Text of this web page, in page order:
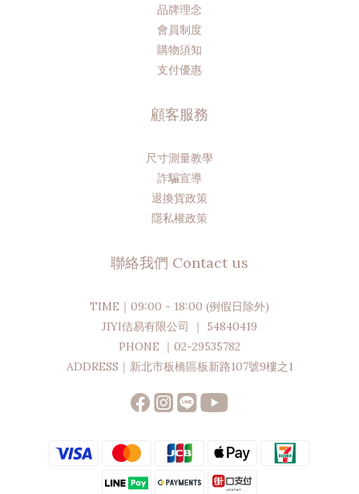
品牌理念
會員制度
購物須知
支付優惠
顧客服務
尺寸測量教學
詐騙宣導
退換貨政策
隱私權政策
聯絡我們 Contact us
TIME｜09:00 - 18:00 (例假日除外)
JIYI佶易有限公司 ｜ 54840419
PHONE ｜02-29535782
ADDRESS｜新北市板橋區板新路107號9樓之1